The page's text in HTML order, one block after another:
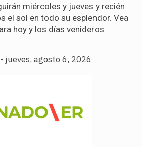
miércoles y jueves y recién
el sol en todo su esplendor. Vea
hoy y los días venideros.
jueves, agosto 6, 2026